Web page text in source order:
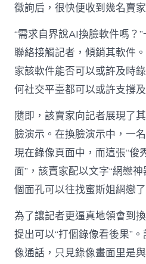
徵詢后，很快便收到幾名賣
“需求自界說AI換臉軟件嗎？
聯絡接觸記者，傾銷其軟件
家該軟件能否可以或許及時
何社交平臺都可以或許支撐及
隨即，該賣家向記者展現了
臉演示。在換臉演示中，一
現在錄像頁面中，而這張“俊
面”，該賣家配以文字“網戀
個面孔可以往找蜜斯姐網戀了
為了讓記者更逼真地領會到
提出可以“打個錄像看後果”
像通話，只見錄像畫面里是